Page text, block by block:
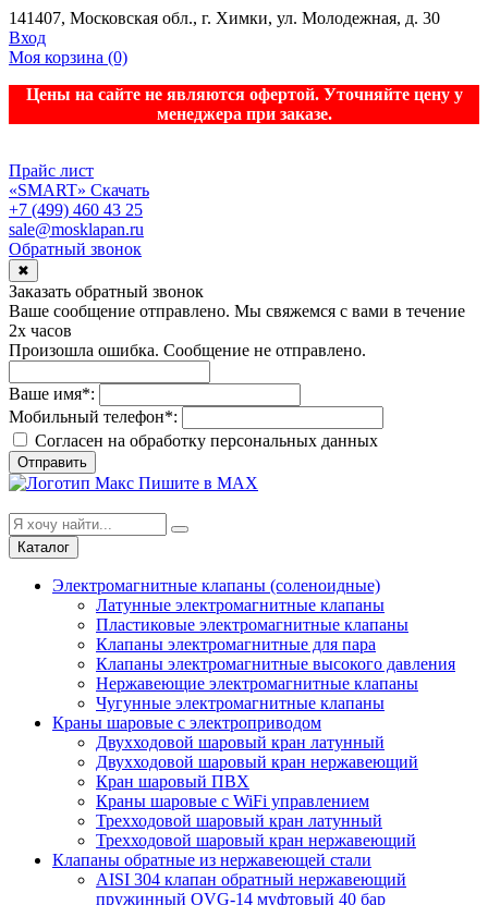
141407, Московская обл., г. Химки, ул. Молодежная, д. 30
Вход
Моя корзина (0)
Цены на сайте не являются офертой. Уточняйте цену у
менеджера при заказе.
Прайс лист
«SMART» Скачать
+7 (499) 460 43 25
sale@mosklapan.ru
Обратный звонок
✖
Заказать обратный звонок
Ваше сообщение отправлено. Мы свяжемся с вами в течение
2х часов
Произошла ошибка. Сообщение не отправлено.
Ваше имя*:
Мобильный телефон*:
Согласен на обработку персональныx данных
Отправить
Пишите в MAX
Каталог
Электромагнитные клапаны (соленоидные)
Латунные электромагнитные клапаны
Пластиковые электромагнитные клапаны
Клапаны электромагнитные для пара
Клапаны электромагнитные высокого давления
Нержавеющие электромагнитные клапаны
Чугунные электромагнитные клапаны
Краны шаровые с электроприводом
Двухходовой шаровый кран латунный
Двухходовой шаровый кран нержавеющий
Кран шаровый ПВХ
Краны шаровые с WiFi управлением
Трехходовой шаровый кран латунный
Трехходовой шаровый кран нержавеющий
Клапаны обратные из нержавеющей стали
AISI 304 клапан обратный нержавеющий
пружинный OVG-14 муфтовый 40 бар